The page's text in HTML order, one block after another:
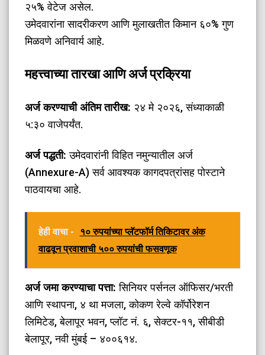
२५% वेटेज असेल.
उमेदवारांना सादरीकरण आणि मुलाखतीत किमान ६०% गुण
मिळवणे अनिवार्य आहे.
महत्त्वाच्या तारखा आणि अर्ज प्रक्रिया
अर्ज करण्याची अंतिम तारीख: २४ मे २०२६, संध्याकाळी
५:३० वाजेपर्यंत.
अर्ज पद्धती: उमेदवारांनी विहित नमुन्यातील अर्ज
(Annexure-A) सर्व आवश्यक कागदपत्रांसह पोस्टाने
पाठवायचा आहे.
हेही वाचा -
१० रुपयांच्या प्लॅटफॉर्म तिकिटावर अंक
वाढवून प्रवाशाची ५०० रुपयांची फसवणूक
अर्ज जमा करण्याचा पत्ता: सिनियर पर्सनल ऑफिसर/भरती
आणि स्थापना, ४ था मजला, कोकण रेल्वे कॉर्पोरेशन
लिमिटेड, बेलापूर भवन, प्लॉट नं. ६, सेक्टर-११, सीबीडी
बेलापूर, नवी मुंबई – ४००६१४.